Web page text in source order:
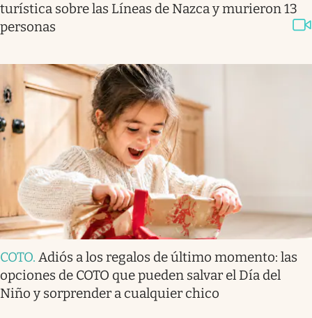
turística sobre las Líneas de Nazca y murieron 13
personas
COTO. Adiós a los regalos de último momento: las
opciones de COTO que pueden salvar el Día del
Niño y sorprender a cualquier chico